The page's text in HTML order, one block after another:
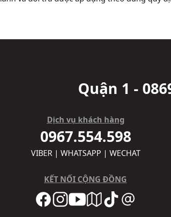
Quận 1 -
Dịch vụ khách hàng
0967.554.598
VIBER | WHATSAPP | WECHAT
KẾT NỐI CỘNG ĐỒNG